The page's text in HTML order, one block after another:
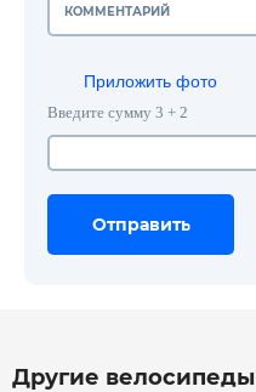
Приложить фото
Введите сумму 3 + 2
Отправить
Отправить
Отправить
Другие велосипеды